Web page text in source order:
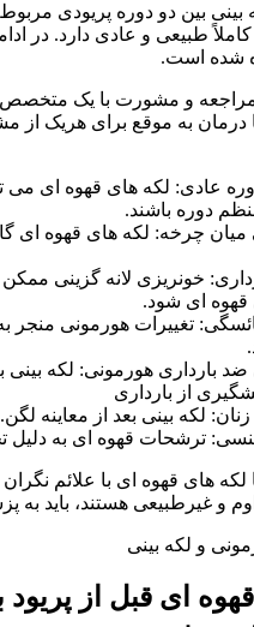
بینی بین دو دوره پریودی
طبیعی و عادی دارد. در
شده است.
و مشورت با یک متخصص
درمان به موقع برای هریک از
عادی: لکه های قهوه ای می
دوره باشند.
میان چرخه: لکه های قهوه ای
خونریزی لانه گزینی
قهوه ای شود.
تغییرات هورمونی منجر
ضد بارداری هورمونی: لکه
از بارداری
لکه بینی بعد از معاینه لگن.
ترشحات قهوه ای به دلیل
لکه های قهوه ای با علائم
و غیرطبیعی هستند، باید به
ای قبل از پریود